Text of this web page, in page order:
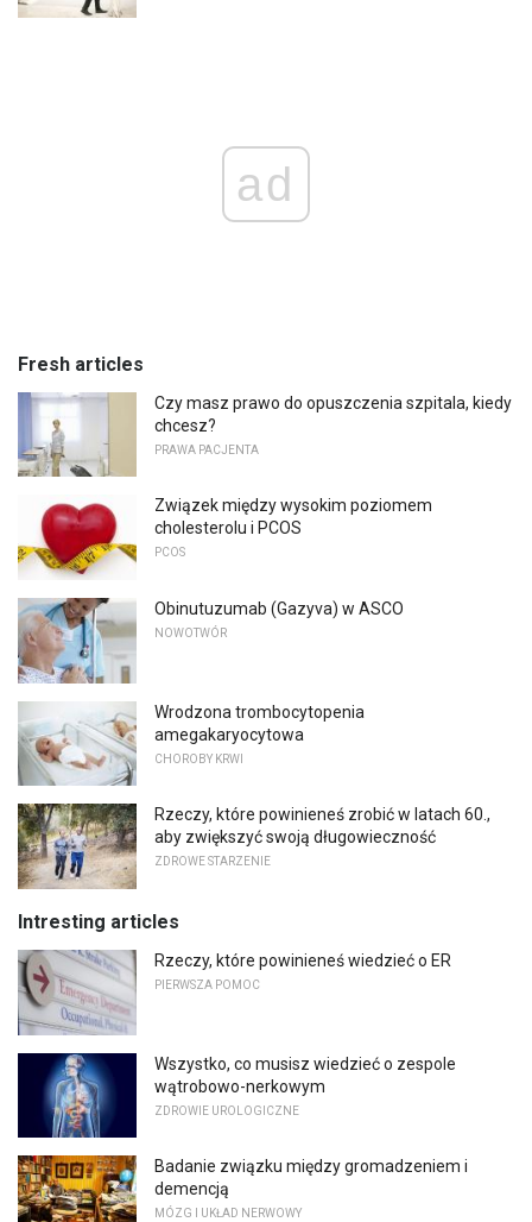
ad
Fresh articles
Czy masz prawo do opuszczenia szpitala, kiedy
chcesz?
PRAWA PACJENTA
Związek między wysokim poziomem
cholesterolu i PCOS
PCOS
Obinutuzumab (Gazyva) w ASCO
NOWOTWÓR
Wrodzona trombocytopenia
amegakaryocytowa
CHOROBY KRWI
Rzeczy, które powinieneś zrobić w latach 60.,
aby zwiększyć swoją długowieczność
ZDROWE STARZENIE
Intresting articles
Rzeczy, które powinieneś wiedzieć o ER
PIERWSZA POMOC
Wszystko, co musisz wiedzieć o zespole
wątrobowo-nerkowym
ZDROWIE UROLOGICZNE
Badanie związku między gromadzeniem i
demencją
MÓZG I UKŁAD NERWOWY